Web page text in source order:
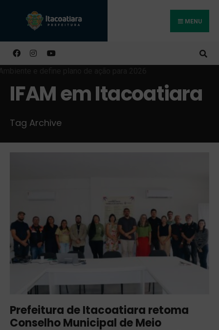
MENU
IFAM em Itacoatiara
Tag Archive
Prefeitura de Itacoatiara retoma
Conselho Municipal de Meio
Buscar